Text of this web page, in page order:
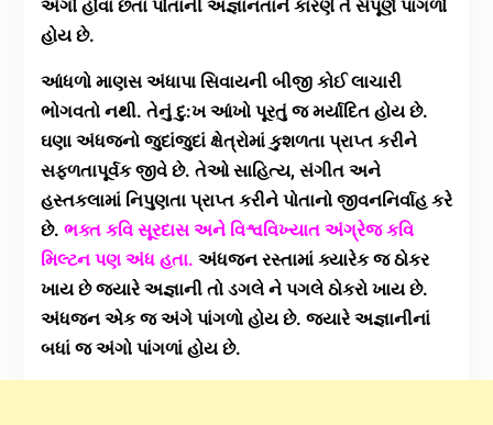
અંગો હોવાં છતાં પોતાની અજ્ઞાનતાને કારણે તે સંપૂર્ણ પાંગળો
હોય છે.
આંધળો માણસ અંધાપા સિવાયની બીજી કોઈ લાચારી
ભોગવતો નથી. તેનું દુ:ખ આંખો પૂરતું જ મર્યાદિત હોય છે.
ઘણા અંધજનો જુદાંજુદાં ક્ષેત્રોમાં કુશળતા પ્રાપ્ત કરીને
સફળતાપૂર્વક જીવે છે. તેઓ સાહિત્ય, સંગીત અને
હસ્તકલામાં નિપુણતા પ્રાપ્ત કરીને પોતાનો જીવનનિર્વાહ કરે
છે. ભક્ત કવિ સૂરદાસ અને વિશ્વવિખ્યાત અંગ્રેજ કવિ
મિલ્ટન પણ અંધ હતા. અંધજન રસ્તામાં ક્યારેક જ ઠોકર
ખાય છે જ્યારે અજ્ઞાની તો ડગલે ને પગલે ઠોકરો ખાય છે.
અંધજન એક જ અંગે પાંગળો હોય છે. જ્યારે અજ્ઞાનીનાં
બધાં જ અંગો પાંગળાં હોય છે.